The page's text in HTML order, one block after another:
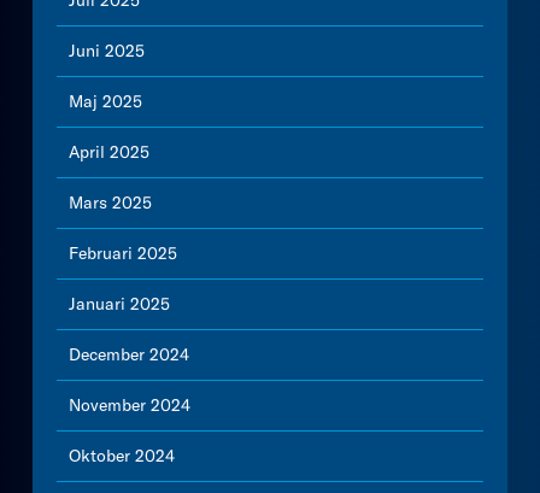
Juni 2025
Maj 2025
April 2025
Mars 2025
Februari 2025
Januari 2025
December 2024
November 2024
Oktober 2024